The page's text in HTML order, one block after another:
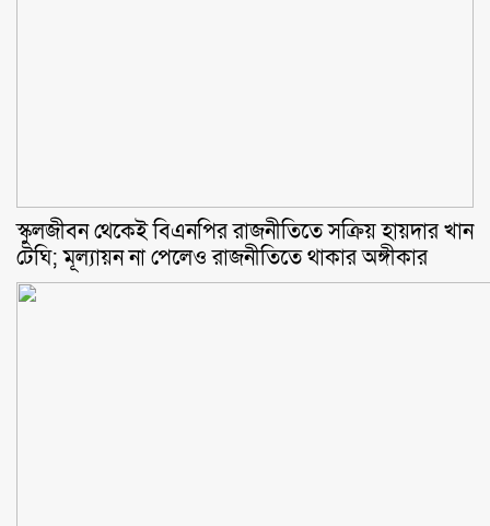
স্কুলজীবন থেকেই বিএনপির রাজনীতিতে সক্রিয় হায়দার খান
টেঘি; মূল্যায়ন না পেলেও রাজনীতিতে থাকার অঙ্গীকার